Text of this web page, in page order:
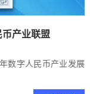
产业联盟
数字人民币产业发展